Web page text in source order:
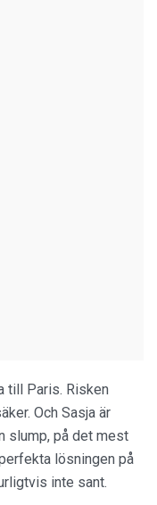
till Paris. Risken
Och Sasja är
slump, på det mest
lösningen på
inte sant.